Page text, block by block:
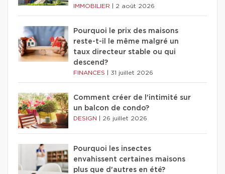
IMMOBILIER 2 août 2026
Pourquoi le prix des maisons
reste-t-il le même malgré un
taux directeur stable ou qui
descend?
FINANCES 31 juillet 2026
Comment créer de l'intimité sur
un balcon de condo?
DESIGN 26 juillet 2026
Pourquoi les insectes
envahissent certaines maisons
plus que d'autres en été?